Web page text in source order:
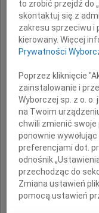
to zrobić przejdź do
skontaktuj się z
zakresu sprzeciwu i
kierowany. Więcej
Prywatności
Poprzez kliknięcie
zainstalowanie i
Wyborczej sp. z o.
na Twoim
chwili zmienić swoje
ponownie
preferencjami dot.
odnośnik
przechodząc do
Zmiana ustawień
pomocą ustawień